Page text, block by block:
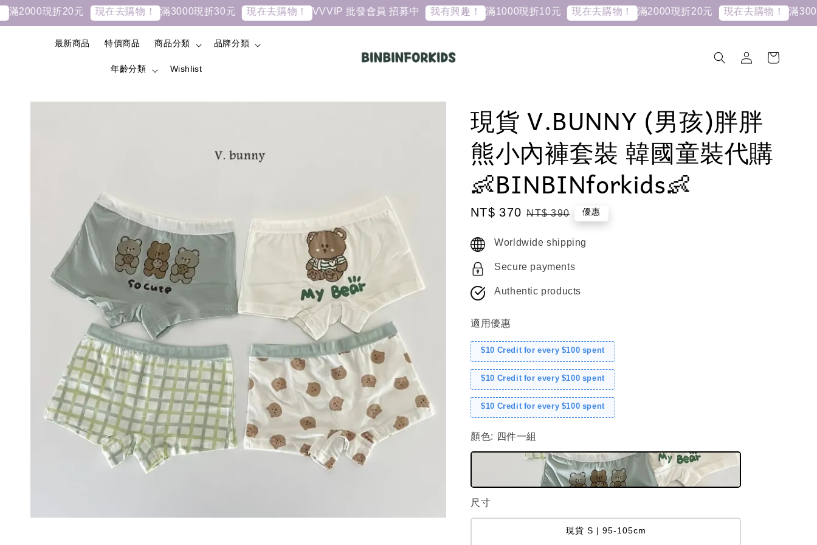
現折20元 現在去購物！ 滿3000現折30元 現在去購物！ VVVIP 批發會員 招募中 我有興趣！ 滿1000現折10元 現在去購物！ 滿2000現折20元 現在去購物！ 滿3000現折
最新商品 特價商品 商品分類 品牌分類
年齡分類 Wishlist
現貨 V.BUNNY (男孩)胖胖
熊小內褲套裝 韓國童裝代購
👶BINBINforkids👶
Sale
NT$ 370 Regular
NT$ 390 優惠
Worldwide shipping
Secure payments
Authentic products
適用優惠
$10 Credit for every $100 spent
$10 Credit for every $100 spent
$10 Credit for every $100 spent
顏色: 四件一組
尺寸
現貨 S | 95-105cm